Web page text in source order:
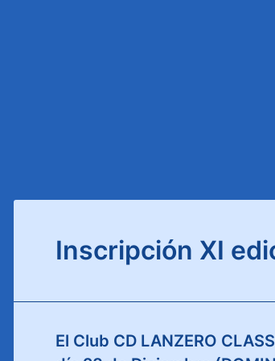
Inscripción XI
El Club CD LANZERO